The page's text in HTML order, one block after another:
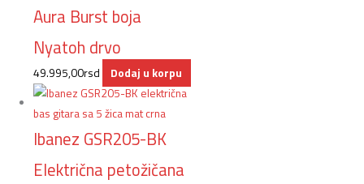
Aura Burst boja
Nyatoh drvo
49.995,00rsd Dodaj u korpu
Ibanez GSR205-BK
Električna petožičana